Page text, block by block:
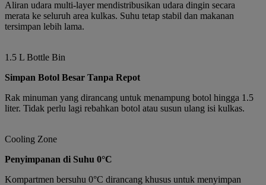
Aliran udara multi-layer mendistribusikan udara dingin secara
merata ke seluruh area kulkas. Suhu tetap stabil dan makanan
tersimpan lebih lama.
1.5 L Bottle Bin
Simpan Botol Besar Tanpa Repot
Rak minuman yang dirancang untuk menampung botol hingga 1.5
liter. Tidak perlu lagi rebahkan botol atau susun ulang isi kulkas.
Cooling Zone
Penyimpanan di Suhu 0°C
Kompartmen bersuhu 0°C dirancang khusus untuk menyimpan